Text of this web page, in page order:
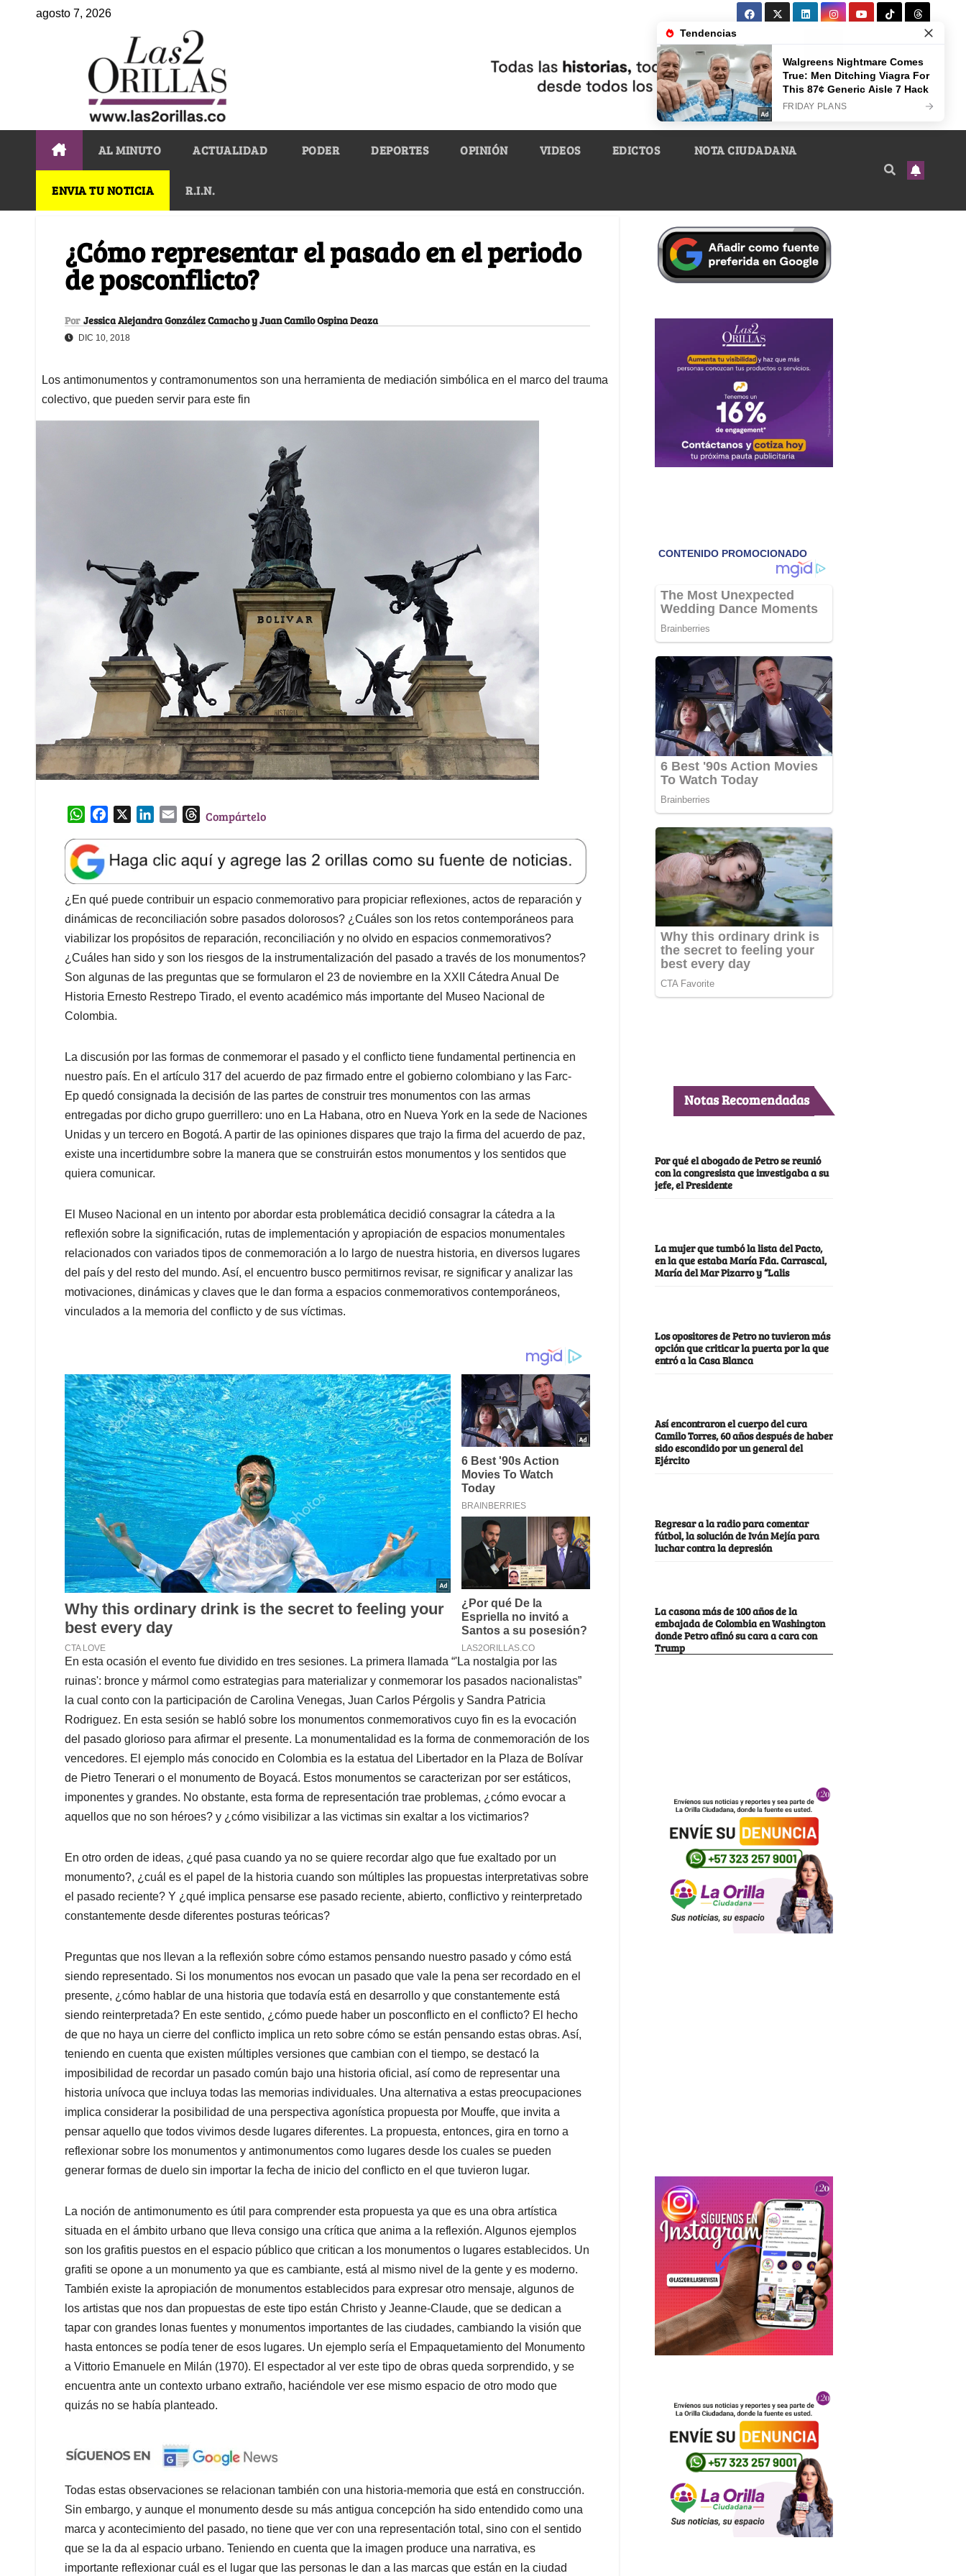
agosto 7, 2026
AL MINUTO ACTUALIDAD PODER DEPORTES OPINIÓN VIDEOS EDICTOS NOTA CIUDADANA
ENVIA TU NOTICIA R.I.N.
¿Cómo representar el pasado en el periodo
de posconflicto?
Por Jessica Alejandra González Camacho y Juan Camilo Ospina Deaza
DIC 10, 2018
Los antimonumentos y contramonumentos son una herramienta de mediación simbólica en el marco del trauma
colectivo, que pueden servir para este fin
W
a
t
s
A
p
p
e
b
o
o
k
k
e
d
I
n
l
T
e
a
d
s
Compártelo
¿En qué puede contribuir un espacio conmemorativo para propiciar reflexiones, actos de reparación y
dinámicas de reconciliación sobre pasados dolorosos? ¿Cuáles son los retos contemporáneos para
viabilizar los propósitos de reparación, reconciliación y no olvido en espacios conmemorativos?
¿Cuáles han sido y son los riesgos de la instrumentalización del pasado a través de los monumentos?
Son algunas de las preguntas que se formularon el 23 de noviembre en la XXII Cátedra Anual De
Historia Ernesto Restrepo Tirado, el evento académico más importante del Museo Nacional de
Colombia.
La discusión por las formas de conmemorar el pasado y el conflicto tiene fundamental pertinencia en
nuestro país. En el artículo 317 del acuerdo de paz firmado entre el gobierno colombiano y las Farc-
Ep quedó consignada la decisión de las partes de construir tres monumentos con las armas
entregadas por dicho grupo guerrillero: uno en La Habana, otro en Nueva York en la sede de Naciones
Unidas y un tercero en Bogotá. A partir de las opiniones dispares que trajo la firma del acuerdo de paz,
existe una incertidumbre sobre la manera que se construirán estos monumentos y los sentidos que
quiera comunicar.
El Museo Nacional en un intento por abordar esta problemática decidió consagrar la cátedra a la
reflexión sobre la significación, rutas de implementación y apropiación de espacios monumentales
relacionados con variados tipos de conmemoración a lo largo de nuestra historia, en diversos lugares
del país y del resto del mundo. Así, el encuentro busco permitirnos revisar, re significar y analizar las
motivaciones, dinámicas y claves que le dan forma a espacios conmemorativos contemporáneos,
vinculados a la memoria del conflicto y de sus víctimas.
En esta ocasión el evento fue dividido en tres sesiones. La primera llamada “'La nostalgia por las
ruinas': bronce y mármol como estrategias para materializar y conmemorar los pasados nacionalistas”
la cual conto con la participación de Carolina Venegas, Juan Carlos Pérgolis y Sandra Patricia
Rodriguez. En esta sesión se habló sobre los monumentos conmemorativos cuyo fin es la evocación
del pasado glorioso para afirmar el presente. La monumentalidad es la forma de conmemoración de los
vencedores. El ejemplo más conocido en Colombia es la estatua del Libertador en la Plaza de Bolívar
de Pietro Tenerari o el monumento de Boyacá. Estos monumentos se caracterizan por ser estáticos,
imponentes y grandes. No obstante, esta forma de representación trae problemas, ¿cómo evocar a
aquellos que no son héroes? y ¿cómo visibilizar a las victimas sin exaltar a los victimarios?
En otro orden de ideas, ¿qué pasa cuando ya no se quiere recordar algo que fue exaltado por un
monumento?, ¿cuál es el papel de la historia cuando son múltiples las propuestas interpretativas sobre
el pasado reciente? Y ¿qué implica pensarse ese pasado reciente, abierto, conflictivo y reinterpretado
constantemente desde diferentes posturas teóricas?
Preguntas que nos llevan a la reflexión sobre cómo estamos pensando nuestro pasado y cómo está
siendo representado. Si los monumentos nos evocan un pasado que vale la pena ser recordado en el
presente, ¿cómo hablar de una historia que todavía está en desarrollo y que constantemente está
siendo reinterpretada? En este sentido, ¿cómo puede haber un posconflicto en el conflicto? El hecho
de que no haya un cierre del conflicto implica un reto sobre cómo se están pensando estas obras. Así,
teniendo en cuenta que existen múltiples versiones que cambian con el tiempo, se destacó la
imposibilidad de recordar un pasado común bajo una historia oficial, así como de representar una
historia unívoca que incluya todas las memorias individuales. Una alternativa a estas preocupaciones
implica considerar la posibilidad de una perspectiva agonística propuesta por Mouffe, que invita a
pensar aquello que todos vivimos desde lugares diferentes. La propuesta, entonces, gira en torno a
reflexionar sobre los monumentos y antimonumentos como lugares desde los cuales se pueden
generar formas de duelo sin importar la fecha de inicio del conflicto en el que tuvieron lugar.
La noción de antimonumento es útil para comprender esta propuesta ya que es una obra artística
situada en el ámbito urbano que lleva consigo una crítica que anima a la reflexión. Algunos ejemplos
son los grafitis puestos en el espacio público que critican a los monumentos o lugares establecidos. Un
grafiti se opone a un monumento ya que es cambiante, está al mismo nivel de la gente y es moderno.
También existe la apropiación de monumentos establecidos para expresar otro mensaje, algunos de
los artistas que nos dan propuestas de este tipo están Christo y Jeanne-Claude, que se dedican a
tapar con grandes lonas fuentes y monumentos importantes de las ciudades, cambiando la visión que
hasta entonces se podía tener de esos lugares. Un ejemplo sería el Empaquetamiento del Monumento
a Vittorio Emanuele en Milán (1970). El espectador al ver este tipo de obras queda sorprendido, y se
encuentra ante un contexto urbano extraño, haciéndole ver ese mismo espacio de otro modo que
quizás no se había planteado.
Todas estas observaciones se relacionan también con una historia-memoria que está en construcción.
Sin embargo, y aunque el monumento desde su más antigua concepción ha sido entendido como una
marca y acontecimiento del pasado, no tiene que ver con una representación total, sino con el sentido
que se la da al espacio urbano. Teniendo en cuenta que la imagen produce una narrativa, es
importante reflexionar cuál es el lugar que las personas le dan a las marcas que están en la ciudad
Notas Recomendadas
Por qué el abogado de Petro se reunió
con la congresista que investigaba a su
jefe, el Presidente
La mujer que tumbó la lista del Pacto,
en la que estaba María Fda. Carrascal,
María del Mar Pizarro y “Lalis
Los opositores de Petro no tuvieron más
opción que criticar la puerta por la que
entró a la Casa Blanca
Así encontraron el cuerpo del cura
Camilo Torres, 60 años después de haber
sido escondido por un general del
Ejército
Regresar a la radio para comentar
fútbol, la solución de Iván Mejía para
luchar contra la depresión
La casona más de 100 años de la
embajada de Colombia en Washington
donde Petro afinó su cara a cara con
Trump